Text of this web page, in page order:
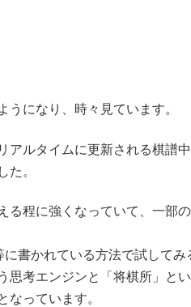
になり、時々見ています。
アルタイムに更新される棋譜
た。
る程に強くなっていて、一部
に書かれている方法で試してみ
思考エンジンと「将棋所」と
なっています。